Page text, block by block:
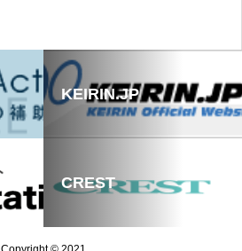
KEIRIN.JP
CREST